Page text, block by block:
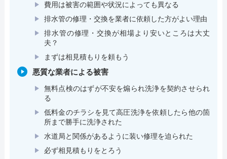
費用は被害の範囲や状況によっても異なる
排水管の修理・交換を業者に依頼した方がよい理由
排水管の修理・交換が相場より安いところは大丈
夫？
まずは相見積もりを頼もう
悪質な業者による被害
無料点検のはずが不安を煽られ洗浄を契約させられ
る
低料金のチラシを見て高圧洗浄を依頼したら他の箇
所まで勝手に洗浄された
水道局と関係があるように装い修理を迫られた
必ず相見積もりをとろう